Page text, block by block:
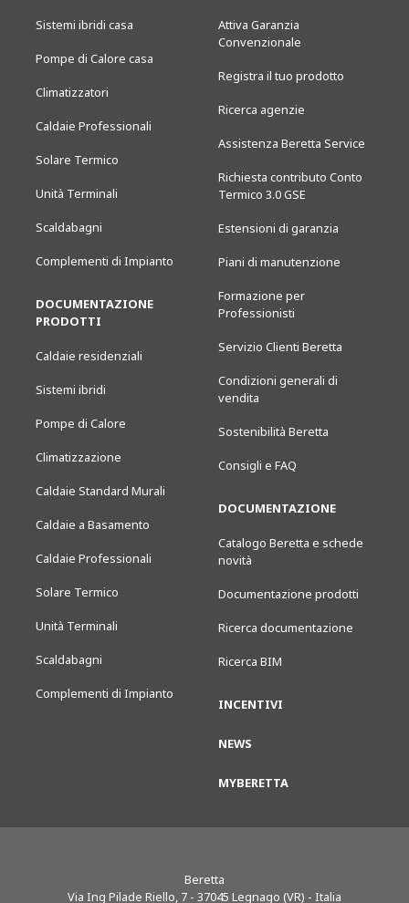
Sistemi ibridi casa
Pompe di Calore casa
Climatizzatori
Caldaie Professionali
Solare Termico
Unità Terminali
Scaldabagni
Complementi di Impianto
DOCUMENTAZIONE
PRODOTTI
Caldaie residenziali
Sistemi ibridi
Pompe di Calore
Climatizzazione
Caldaie Standard Murali
Caldaie a Basamento
Caldaie Professionali
Solare Termico
Unità Terminali
Scaldabagni
Complementi di Impianto
Attiva Garanzia
Convenzionale
Registra il tuo prodotto
Ricerca agenzie
Assistenza Beretta Service
Richiesta contributo Conto
Termico 3.0 GSE
Estensioni di garanzia
Piani di manutenzione
Formazione per
Professionisti
Servizio Clienti Beretta
Condizioni generali di
vendita
Sostenibilità Beretta
Consigli e FAQ
DOCUMENTAZIONE
Catalogo Beretta e schede
novità
Documentazione prodotti
Ricerca documentazione
Ricerca BIM
INCENTIVI
NEWS
MYBERETTA
Beretta
Via Ing Pilade Riello, 7 - 37045 Legnago (VR) - Italia